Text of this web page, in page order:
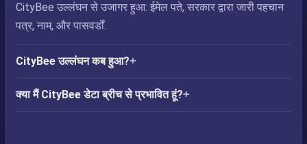
CityBee उल्लंघन से उजागर हुआ: ईमेल पते, सरकार द्वारा जारी पहचान
पत्र, नाम, और पासवर्डों.
CityBee उल्लंघन कब हुआ?
क्या मैं CityBee डेटा ब्रीच से प्रभावित हूं?